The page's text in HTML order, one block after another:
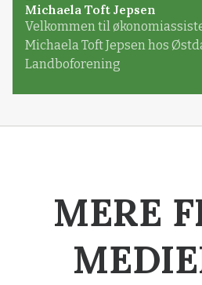
Michaela Toft Jepsen
Velkommen til
Michaela Toft Jepsen hos
Landboforening
MERE